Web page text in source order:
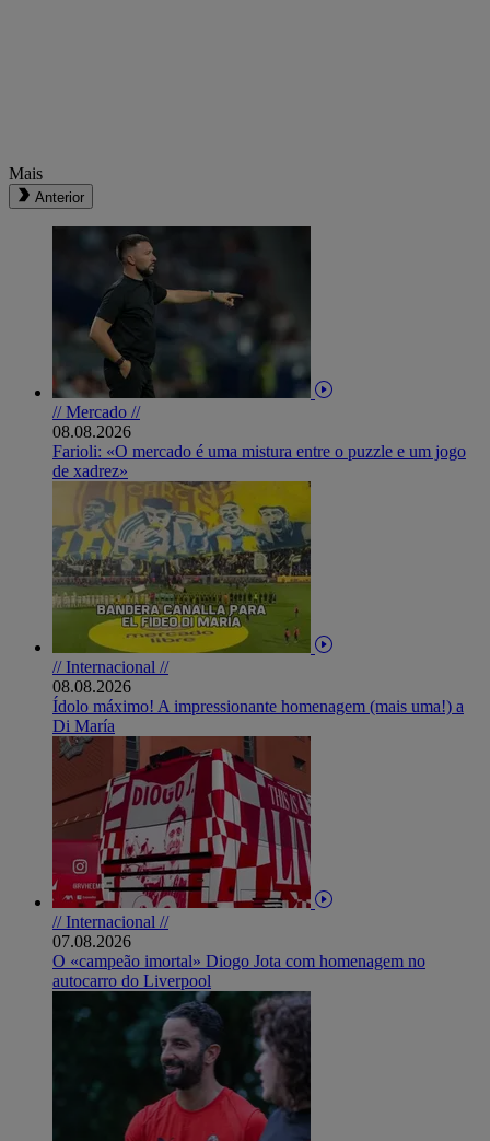
Mais
Anterior
// Mercado //
08.08.2026
Farioli: «O mercado é uma mistura entre o puzzle e um jogo
de xadrez»
// Internacional //
08.08.2026
Ídolo máximo! A impressionante homenagem (mais uma!) a
Di María
// Internacional //
07.08.2026
O «campeão imortal» Diogo Jota com homenagem no
autocarro do Liverpool